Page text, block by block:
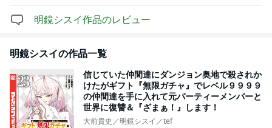
明鏡シスイ作品のレビュー
明鏡シスイの作品一覧
信じていた仲間達にダンジョン奥地で殺されか
けたがギフト『無限ガチャ』でレベル９９９９
の仲間達を手に入れて元パーティーメンバーと
世界に復讐＆『ざまぁ！』します！
大前貴史／明鏡シスイ／tef